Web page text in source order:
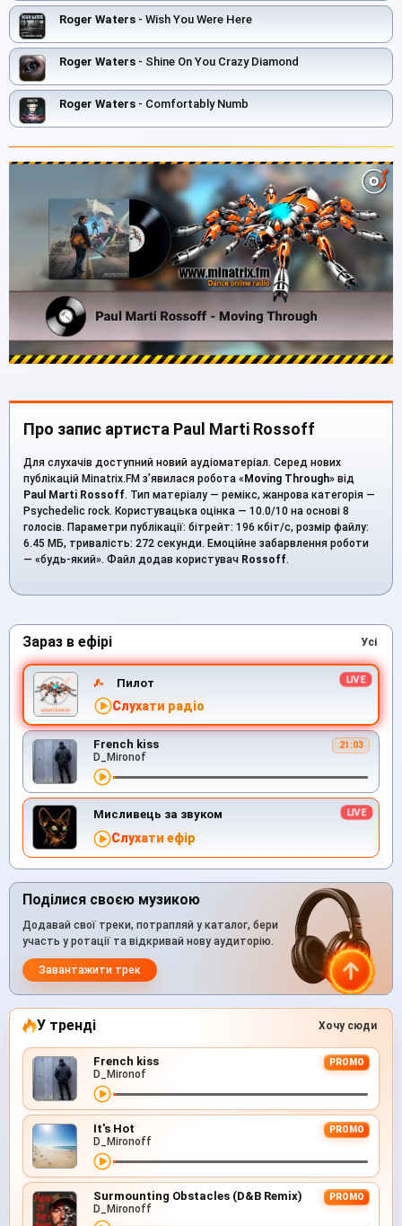
Roger Waters - Wish You Were Here
Roger Waters - Shine On You Crazy Diamond
Roger Waters - Comfortably Numb
Про запис артиста Paul Marti Rossoff
Для слухачів доступний новий аудіоматеріал. Серед нових
публікацій Minatrix.FM з’явилася робота « Moving Through» від
Paul Marti Rossoff. Тип матеріалу — ремікс, жанрова категорія —
Psychedelic rock. Користувацька оцінка — 10.0/10 на основі 8
голосів. Параметри публікації: бітрейт: 196 кбіт/с, розмір файлу:
6.45 МБ, тривалість: 272 секунди. Емоційне забарвлення роботи
— «будь-який». Файл додав користувач Rossoff.
Зараз в ефірі Усі
Пилот
Слухати радіо
French kiss 21:03
D_Mironof
Мисливець за звуком
Слухати ефір
Поділися своєю музикою
Додавай свої треки, потрапляй у каталог, бери
участь у ротації та відкривай нову аудиторію.
Завантажити трек
У тренді Хочу сюди
French kiss PROMO
D_Mironof
It's Hot PROMO
D_Mironoff
Surmounting Obstacles (D&B Remix) PROMO
D_Mironoff